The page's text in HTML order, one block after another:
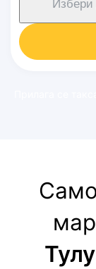
Избери